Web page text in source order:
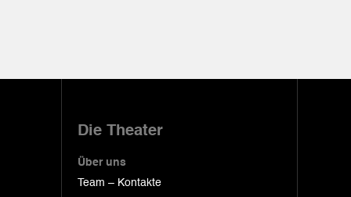
Die Theater
Über uns
Team – Kontakte